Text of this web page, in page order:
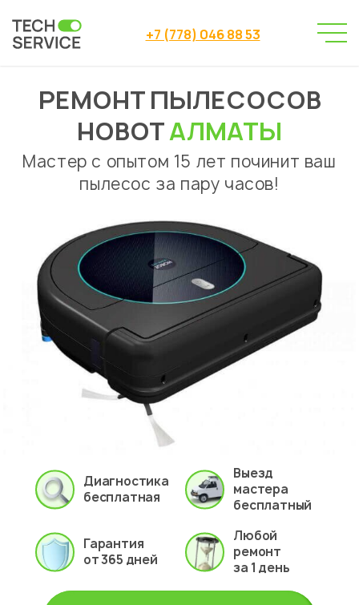
+7 (778) 046 88 53
Сервисный центр → Ремонт пылесосов
Ремонт пылесосов Hobot Алматы
РЕМОНТ ПЫЛЕСОСОВ
HOBOTАЛМАТЫ
Мастер с опытом 15 лет починит ваш
пылесос за пару часов!
Диагностика
бесплатная
Выезд
мастера
бесплатный
Гарантия
от 365 дней
Любой
ремонт
за 1 день